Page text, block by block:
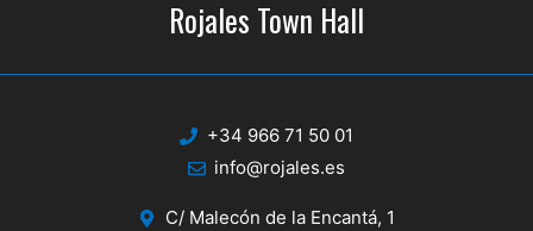
Rojales Town Hall
+34 966 71 50 01
info@rojales.es
C/ Malecón de la Encantá, 1